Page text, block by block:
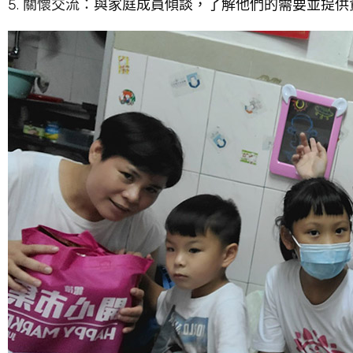
關懷交流： 與家庭成員傾談，了解他們的需要並提